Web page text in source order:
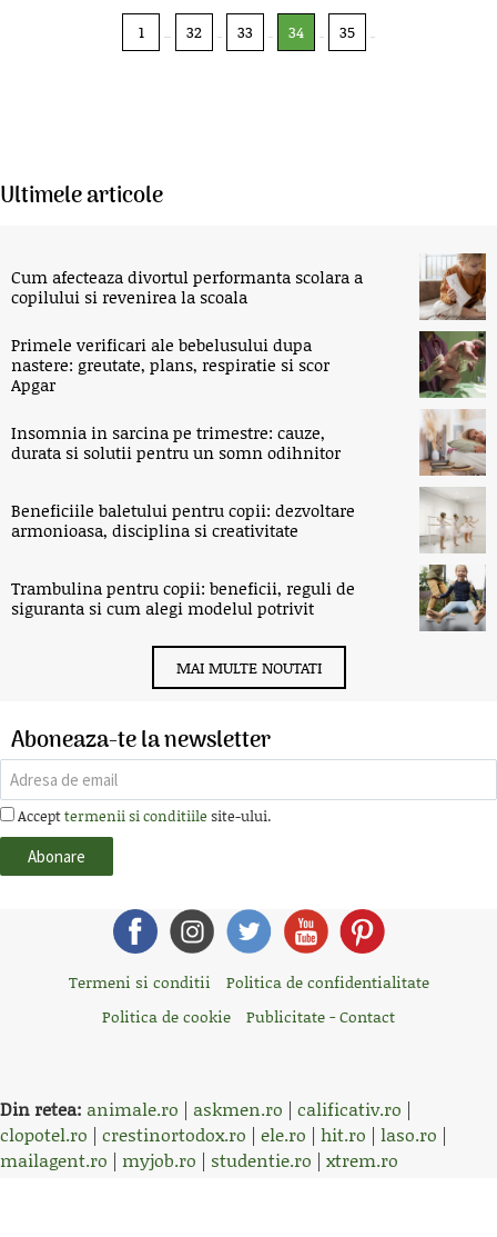
1 32 33 34 35
Ultimele articole
Cum afecteaza divortul performanta scolara a
copilului si revenirea la scoala
Primele verificari ale bebelusului dupa
nastere: greutate, plans, respiratie si scor
Apgar
Insomnia in sarcina pe trimestre: cauze,
durata si solutii pentru un somn odihnitor
Beneficiile baletului pentru copii: dezvoltare
armonioasa, disciplina si creativitate
Trambulina pentru copii: beneficii, reguli de
siguranta si cum alegi modelul potrivit
MAI MULTE NOUTATI
Aboneaza-te la newsletter
Accepttermenii si conditiile site-ului.
Termeni si conditii
Politica de confidentialitate
Politica de cookie
Publicitate - Contact
Din retea: animale.ro | askmen.ro | calificativ.ro |
clopotel.ro | crestinortodox.ro | ele.ro | hit.ro | laso.ro |
mailagent.ro | myjob.ro | studentie.ro | xtrem.ro